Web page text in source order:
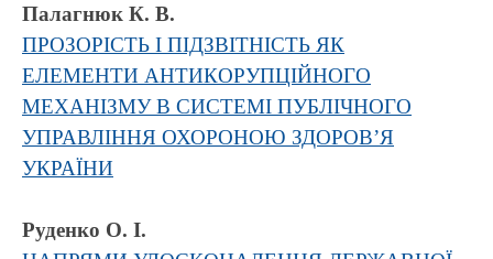
Палагнюк К. В.
ПРОЗОРІСТЬ І ПІДЗВІТНІСТЬ ЯК
ЕЛЕМЕНТИ АНТИКОРУПЦІЙНОГО
МЕХАНІЗМУ В СИСТЕМІ ПУБЛІЧНОГО
УПРАВЛІННЯ ОХОРОНОЮ ЗДОРОВ’Я
УКРАЇНИ
Руденко О. І.